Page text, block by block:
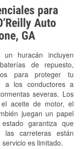
para
Auto
GA
huracán incluyen
de repuesto,
para proteger tu
a los conductores a
severas. Los
el aceite de motor, el
juegan un papel
garantiza que
las carreteras están
es limitado.
faros
y discos de